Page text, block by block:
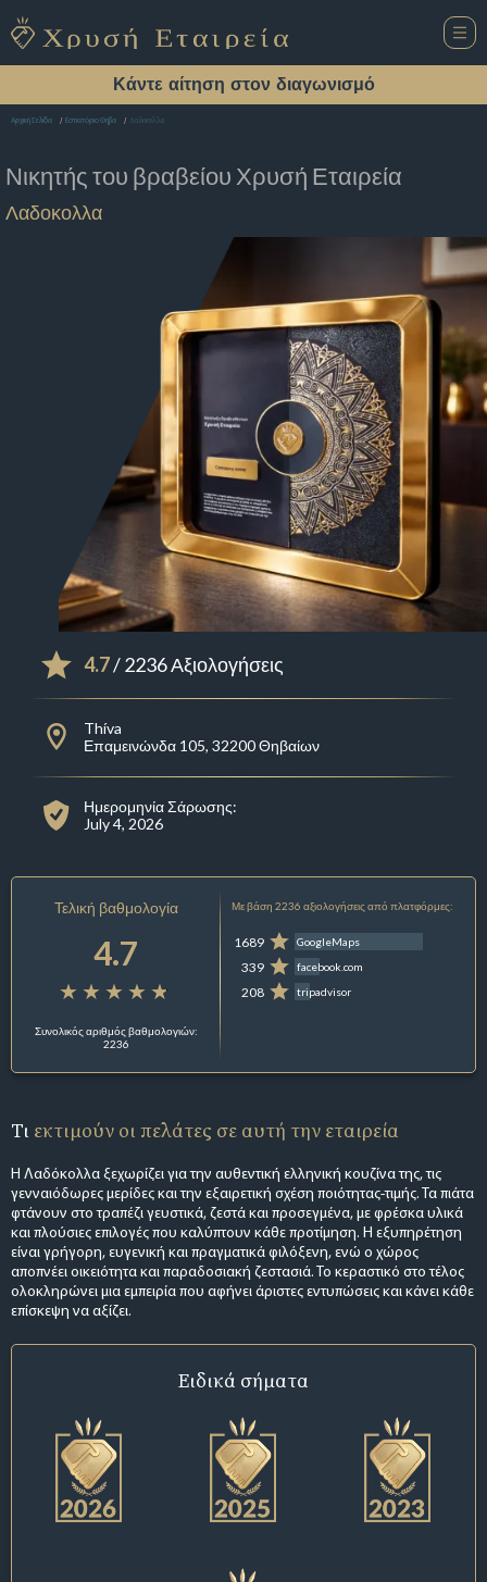
Κάντε αίτηση στον διαγωνισμό
Αρχική Σελίδα Εστιατόριο Θηβα Λαδοκολλα
Νικητής του βραβείου Χρυσή Εταιρεία
Λαδοκολλα
4.7/ 2236 Αξιολογήσεις
Thíva
Επαμεινώνδα 105, 32200 Θηβαίων
Ημερομηνία Σάρωσης:
July 4, 2026
Τελική βαθμολογία
4.7
Συνολικός αριθμός βαθμολογιών:
2236
Με βάση 2236 αξιολογήσεις από πλατφόρμες:
1689 GoogleMaps
339 facebook.com
208 tripadvisor
Τι εκτιμούν οι πελάτες σε αυτή την εταιρεία
Η Λαδόκολλα ξεχωρίζει για την αυθεντική ελληνική κουζίνα της, τις
γενναιόδωρες μερίδες και την εξαιρετική σχέση ποιότητας-τιμής. Τα πιάτα
φτάνουν στο τραπέζι γευστικά, ζεστά και προσεγμένα, με φρέσκα υλικά
και πλούσιες επιλογές που καλύπτουν κάθε προτίμηση. Η εξυπηρέτηση
είναι γρήγορη, ευγενική και πραγματικά φιλόξενη, ενώ ο χώρος
αποπνέει οικειότητα και παραδοσιακή ζεστασιά. Το κεραστικό στο τέλος
ολοκληρώνει μια εμπειρία που αφήνει άριστες εντυπώσεις και κάνει κάθε
επίσκεψη να αξίζει.
Ειδικά σήματα